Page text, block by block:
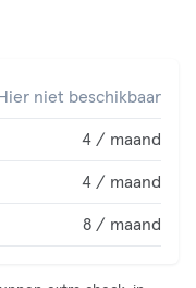
Hier niet beschikbaar
4 / maand
4 / maand
8 / maand